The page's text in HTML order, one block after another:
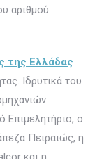
αριθμού
της Ελλάδας
Ιδρυτικά του
Επιμελητήριο, ο
Πειραιώς, η